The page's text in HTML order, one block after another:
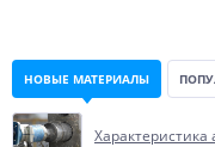
НОВЫЕ МАТЕРИАЛЫ